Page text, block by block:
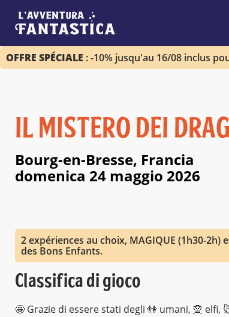
OFFRE SPÉCIALE : -10% jusqu'au 16/08 inclus
IL MISTERO DEI
Bourg-en-Bresse, Francia
domenica 24 maggio 2026
2 expériences au choix, MAGIQUE (1h30-2h)
des Bons Enfants.
Classifica di gioco
🤩 Grazie di essere stati degli 👫 umani, 🧝 elfi,